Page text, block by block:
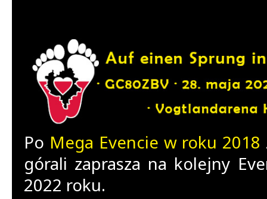
Po Mega Evencie w roku 2018
górali zaprasza na kolejny
2022 roku.